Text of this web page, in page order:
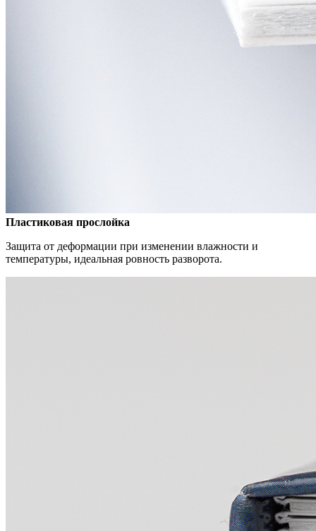
Пластиковая прослойка
Защита от деформации при изменении влажности и
температуры, идеальная ровность разворота.